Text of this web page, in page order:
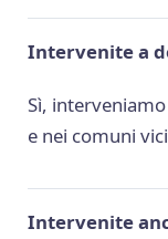
Intervenite a
Sì,
e nei comuni
Intervenite